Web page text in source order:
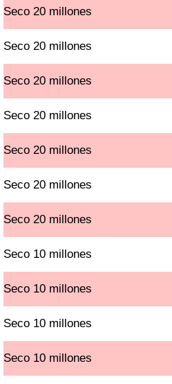
Seco 20 millones
Seco 20 millones
Seco 20 millones
Seco 20 millones
Seco 20 millones
Seco 20 millones
Seco 20 millones
Seco 10 millones
Seco 10 millones
Seco 10 millones
Seco 10 millones